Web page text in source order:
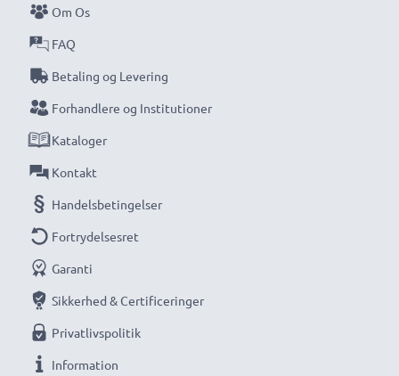
Om Os
FAQ
Betaling og Levering
Forhandlere og Institutioner
Kataloger
Kontakt
Handelsbetingelser
Fortrydelsesret
Garanti
Sikkerhed & Certificeringer
Privatlivspolitik
Information